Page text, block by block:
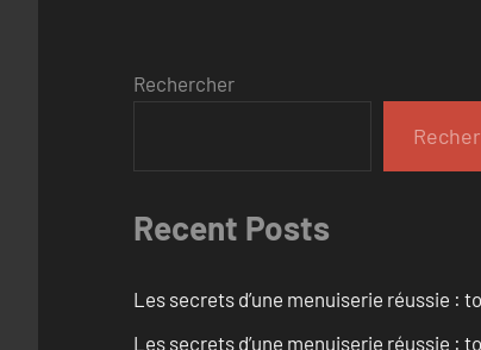
Rechercher
Recent Posts
Les secrets d’une menuiserie réussie :
Les secrets d’une menuiserie réussie :